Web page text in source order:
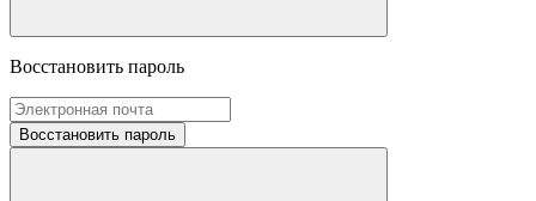
Восстановить пароль
Восстановить пароль